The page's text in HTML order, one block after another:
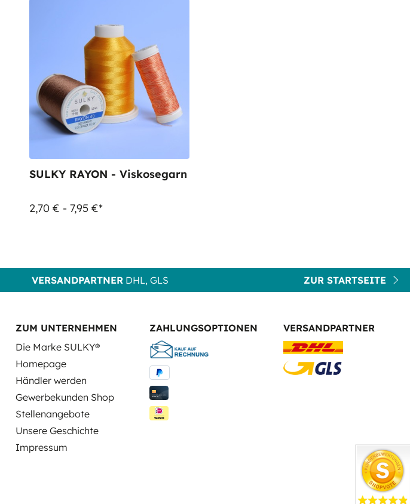
SULKY RAYON - Viskosegarn
2,70 € - 7,95 €*
VERSANDPARTNER DHL, GLS ZUR STARTSEITE
ZUM UNTERNEHMEN
Die Marke SULKY®
Homepage
Händler werden
Gewerbekunden Shop
Stellenangebote
Unsere Geschichte
Impressum
ZAHLUNGSOPTIONEN VERSANDPARTNER